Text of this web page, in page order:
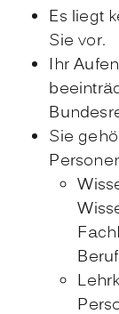
Es liegt
Sie vor.
Ihr
Sie